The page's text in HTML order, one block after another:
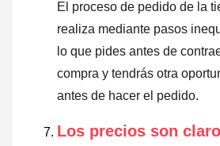
El proceso de pedido de la
realiza mediante pasos
lo que pides antes de
compra y tendrás otra
antes de hacer el pedido.
Los precios son